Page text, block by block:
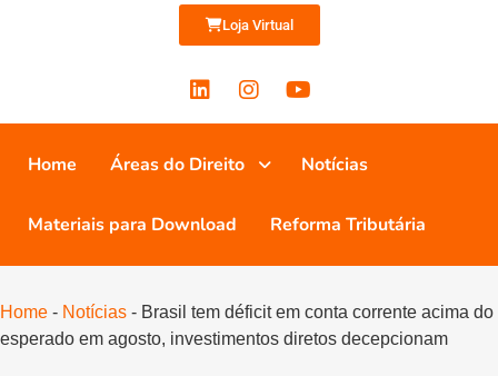
Loja Virtual
Home Áreas do Direito Notícias
Materiais para Download Reforma Tributária
Home - Notícias - Brasil tem déficit em conta corrente acima do
esperado em agosto, investimentos diretos decepcionam